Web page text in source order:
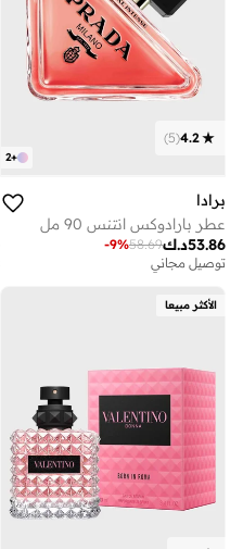
+
2
4.2
(
5
)
برادا
عطر بارادوكس انتنس 90 مل
د.ك53.86
58.69
-9%
توصيل مجاني
الأكثر مبيعا